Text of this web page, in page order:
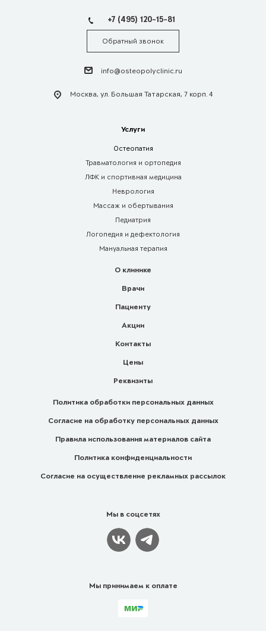
+7 (495) 120-15-81
Обратный звонок
info@osteopolyclinic.ru
Москва, ул. Большая Татарская, 7 корп. 4
Услуги
Остеопатия
Травматология и ортопедия
ЛФК и спортивная медицина
Неврология
Массаж и обертывания
Педиатрия
Логопедия и дефектология
Мануальная терапия
О клинике
Врачи
Пациенту
Акции
Контакты
Цены
Реквизиты
Политика обработки персональных данных
Согласие на обработку персональных данных
Правила использования материалов сайта
Политика конфиденциальности
Согласие на осуществление рекламных рассылок
Мы в соцсетях
Мы принимаем к оплате